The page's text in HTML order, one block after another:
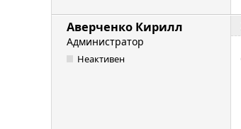
Аверченко Кирилл
Администратор
Неактивен